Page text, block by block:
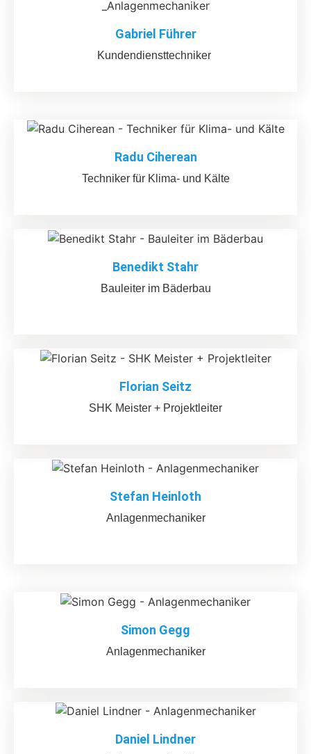
Gabriel Führer
Kundendiensttechniker
Radu Ciherean
Techniker für Klima- und Kälte
Benedikt Stahr
Bauleiter im Bäderbau
Florian Seitz
SHK Meister + Projektleiter
Stefan Heinloth
Anlagenmechaniker
Simon Gegg
Anlagenmechaniker
Daniel Lindner